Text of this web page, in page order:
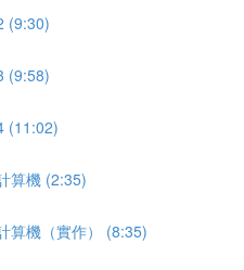
(9:30)
(9:58)
(11:02)
算機 (2:35)
算機（實作） (8:35)